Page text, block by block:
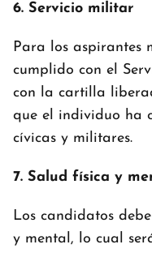
6. Servicio militar
Para los aspirantes
cumplido con el
con la cartilla
que el individuo ha
cívicas y militares.
7. Salud física y
Los candidatos
y mental, lo cual